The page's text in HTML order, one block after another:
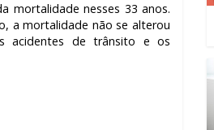
mortalidade nesses 33 anos.
a mortalidade não se alterou
acidentes de trânsito e os